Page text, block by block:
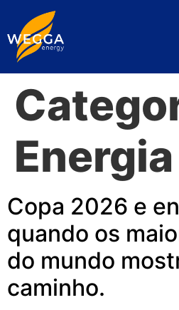
Copa 2026 e
quando os
do mundo
caminho.